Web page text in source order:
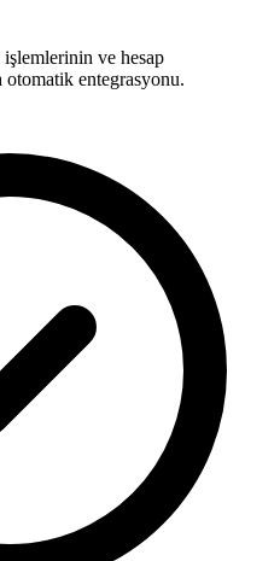
ve hesap
otomatik entegrasyonu.